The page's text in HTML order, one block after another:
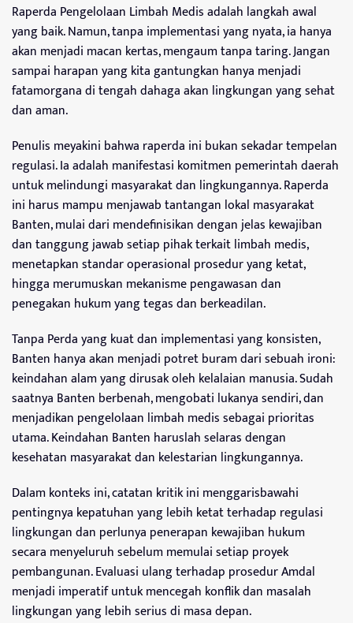
Raperda Pengelolaan Limbah Medis adalah langkah awal
yang baik. Namun, tanpa implementasi yang nyata, ia hanya
akan menjadi macan kertas, mengaum tanpa taring. Jangan
sampai harapan yang kita gantungkan hanya menjadi
fatamorgana di tengah dahaga akan lingkungan yang sehat
dan aman.
Penulis meyakini bahwa raperda ini bukan sekadar tempelan
regulasi. Ia adalah manifestasi komitmen pemerintah daerah
untuk melindungi masyarakat dan lingkungannya. Raperda
ini harus mampu menjawab tantangan lokal masyarakat
Banten, mulai dari mendefinisikan dengan jelas kewajiban
dan tanggung jawab setiap pihak terkait limbah medis,
menetapkan standar operasional prosedur yang ketat,
hingga merumuskan mekanisme pengawasan dan
penegakan hukum yang tegas dan berkeadilan.
Tanpa Perda yang kuat dan implementasi yang konsisten,
Banten hanya akan menjadi potret buram dari sebuah ironi:
keindahan alam yang dirusak oleh kelalaian manusia. Sudah
saatnya Banten berbenah, mengobati lukanya sendiri, dan
menjadikan pengelolaan limbah medis sebagai prioritas
utama. Keindahan Banten haruslah selaras dengan
kesehatan masyarakat dan kelestarian lingkungannya.
Dalam konteks ini, catatan kritik ini menggarisbawahi
pentingnya kepatuhan yang lebih ketat terhadap regulasi
lingkungan dan perlunya penerapan kewajiban hukum
secara menyeluruh sebelum memulai setiap proyek
pembangunan. Evaluasi ulang terhadap prosedur Amdal
menjadi imperatif untuk mencegah konflik dan masalah
lingkungan yang lebih serius di masa depan.